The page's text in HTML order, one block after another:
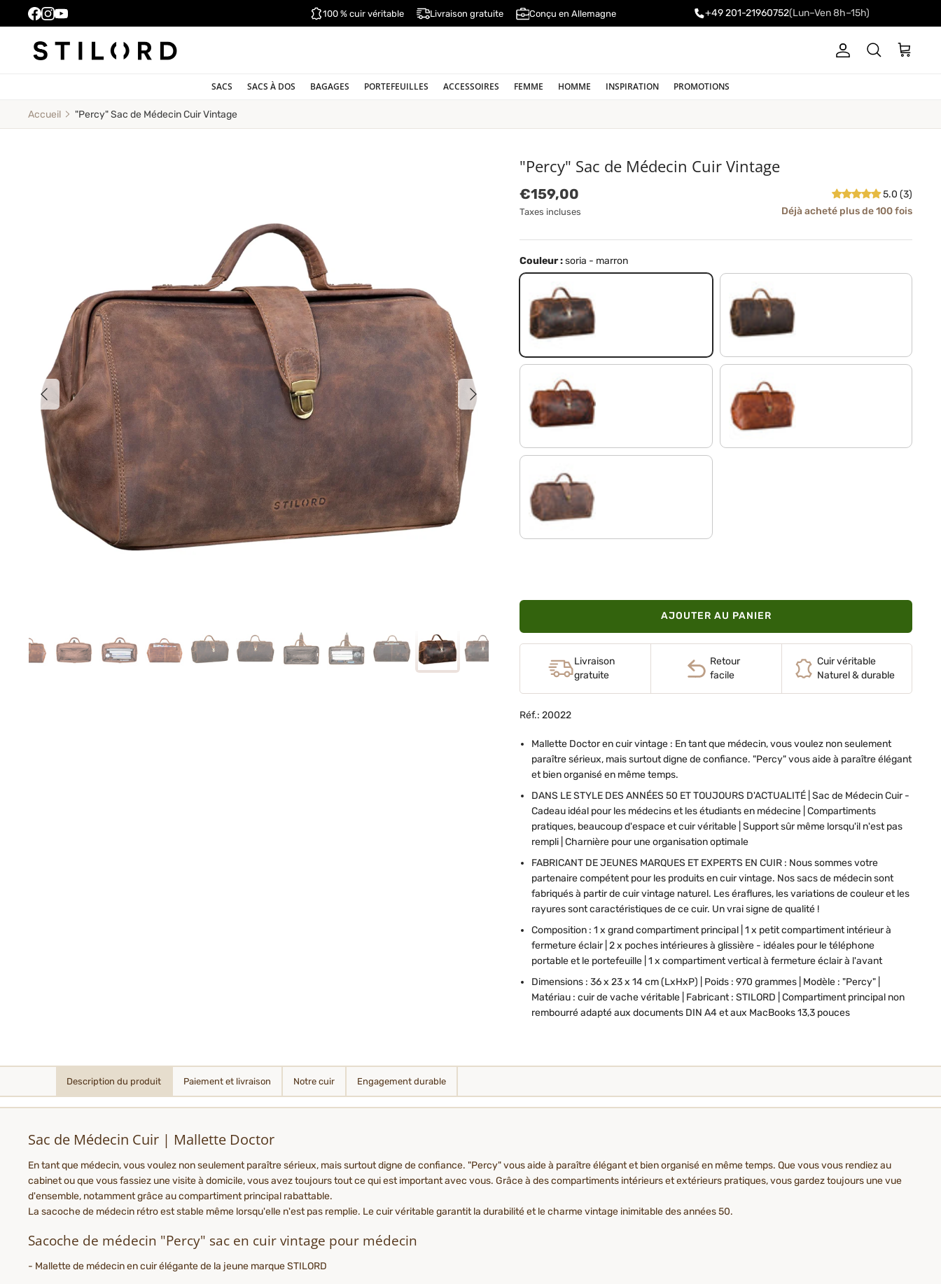
100 % cuir véritable Livraison gratuite Conçu en Allemagne +49 201-21960752(Lun–Ven 8h–15h)
CompteRecherchePanier
SACS SACS À DOS BAGAGES PORTEFEUILLES ACCESSOIRES FEMME HOMME INSPIRATION PROMOTIONS
Accueil "Percy" Sac de Médecin Cuir Vintage
Précédent Suivant
"Percy" Sac de Médecin Cuir Vintage
Prix habituel
€159,00
Taxes incluses
5.0 (3)
Déjà acheté plus de 100 fois
Couleur :soria - marron
soria - marron kreta - brun
sesto - cognac kara - cognac
marron moyen
AJOUTER AU PANIER
Livraison
gratuite
Retour
facile
Cuir véritable
Naturel & durable
Réf.: 20022
Mallette Doctor en cuir vintage : En tant que médecin, vous voulez non seulement
paraître sérieux, mais surtout digne de confiance. "Percy" vous aide à paraître élégant
et bien organisé en même temps.
DANS LE STYLE DES ANNÉES 50 ET TOUJOURS D'ACTUALITÉ | Sac de Médecin Cuir -
Cadeau idéal pour les médecins et les étudiants en médecine | Compartiments
pratiques, beaucoup d'espace et cuir véritable | Support sûr même lorsqu'il n'est pas
rempli | Charnière pour une organisation optimale
FABRICANT DE JEUNES MARQUES ET EXPERTS EN CUIR : Nous sommes votre
partenaire compétent pour les produits en cuir vintage. Nos sacs de médecin sont
fabriqués à partir de cuir vintage naturel. Les éraflures, les variations de couleur et les
rayures sont caractéristiques de ce cuir. Un vrai signe de qualité !
Composition : 1 x grand compartiment principal | 1 x petit compartiment intérieur à
fermeture éclair | 2 x poches intérieures à glissière - idéales pour le téléphone
portable et le portefeuille | 1 x compartiment vertical à fermeture éclair à l'avant
Dimensions : 36 x 23 x 14 cm (LxHxP) | Poids : 970 grammes | Modèle : "Percy" |
Matériau : cuir de vache véritable | Fabricant : STILORD | Compartiment principal non
rembourré adapté aux documents DIN A4 et aux MacBooks 13,3 pouces
Description du produit Paiement et livraison Notre cuir Engagement durable
Sac de Médecin Cuir | Mallette Doctor
En tant que médecin, vous voulez non seulement paraître sérieux, mais surtout digne de confiance. "Percy" vous aide à paraître élégant et bien organisé en même temps. Que vous vous rendiez au
cabinet ou que vous fassiez une visite à domicile, vous avez toujours tout ce qui est important avec vous. Grâce à des compartiments intérieurs et extérieurs pratiques, vous gardez toujours une vue
d'ensemble, notamment grâce au compartiment principal rabattable.
La sacoche de médecin rétro est stable même lorsqu'elle n'est pas remplie. Le cuir véritable garantit la durabilité et le charme vintage inimitable des années 50.
Sacoche de médecin "Percy" sac en cuir vintage pour médecin
- Mallette de médecin en cuir élégante de la jeune marque STILORD